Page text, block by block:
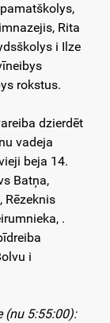
Rita
i Ilze
rokstus.
dzierdēt
vadeja
beja 14.
Batņa,
Rēzeknis
.
i
(nu 5:55:00):